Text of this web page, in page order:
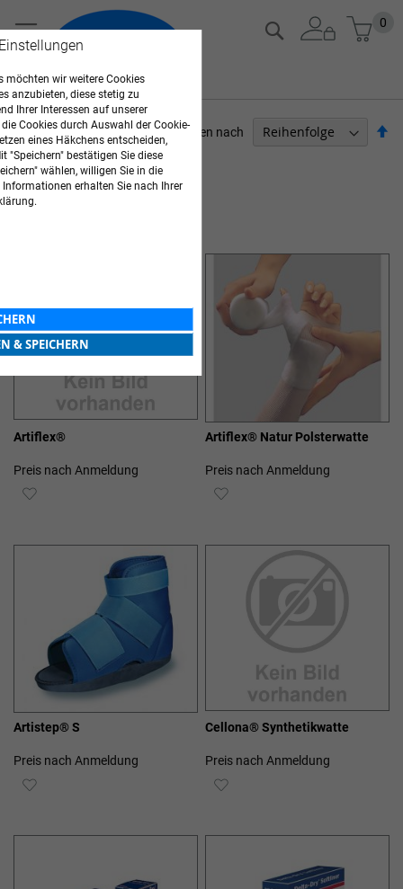
Zum
Inhalt
0
Suche
11Elemente
Sortieren nach
Artiflex®
Preis nach Anmeldung
ZUR
Artiflex® Natur Polsterwatte
Preis nach Anmeldung
ZUR
HINZUFÜGEN
Artistep® S
Preis nach Anmeldung
ZUR
Cellona® Synthetikwatte
Preis nach Anmeldung
ZUR
ARZTBEDARF
möchten wir weitere Cookies
anzubieten, diese stetig zu
Ihrer Interessen auf unserer
Cookies durch Auswahl der Cookie-
eines Häkchens entscheiden,
"Speichern" bestätigen Sie diese
wählen, willigen Sie in die
erhalten Sie nach Ihrer
& SPEICHERN